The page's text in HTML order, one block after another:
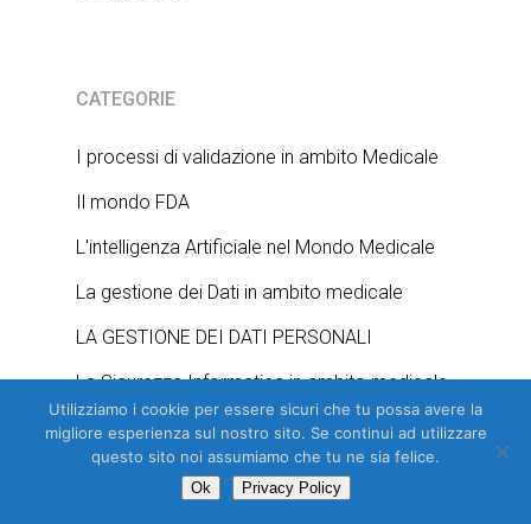
CATEGORIE
I processi di validazione in ambito Medicale
Il mondo FDA
L'intelligenza Artificiale nel Mondo Medicale
La gestione dei Dati in ambito medicale
LA GESTIONE DEI DATI PERSONALI
La Sicurezza Informatica in ambito medicale
Normazione per Dispositivi medici
Qualità Aziendale
Utilizziamo i cookie per essere sicuri che tu possa avere la
migliore esperienza sul nostro sito. Se continui ad utilizzare
questo sito noi assumiamo che tu ne sia felice.
Ok Privacy Policy